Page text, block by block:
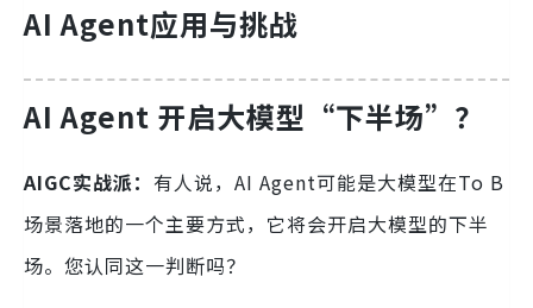
AI Agent应用与挑战
AI Agent 开启大模型“下半场”？
AIGC实战派： 有人说，AI Agent可能是大模型在To B
场景落地的一个主要方式，它将会开启大模型的下半
场。您认同这一判断吗？